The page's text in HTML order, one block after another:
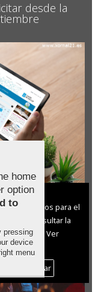
desde la
a los gallegos
Venezuela
y de terceros para el
consultar la
Ver
y Cookies
Personalizar
home
option
to
pressing
device
menu